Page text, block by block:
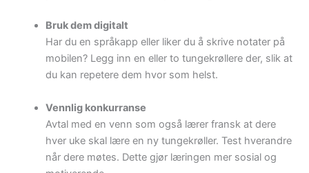
Bruk dem digitalt
Har du en språkapp eller liker du å skrive notater på
mobilen? Legg inn en eller to tungekrøllere der, slik at
du kan repetere dem hvor som helst.
Vennlig konkurranse
Avtal med en venn som også lærer fransk at dere
hver uke skal lære en ny tungekrøller. Test hverandre
når dere møtes. Dette gjør læringen mer sosial og